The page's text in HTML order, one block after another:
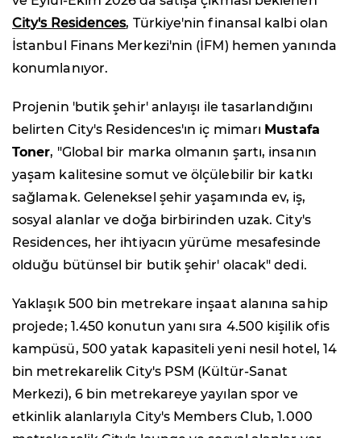
City's Residences, Türkiye'nin finansal kalbi olan
İstanbul Finans Merkezi'nin (İFM) hemen yanında
konumlanıyor.
Projenin 'butik şehir' anlayışı ile tasarlandığını
belirten City's Residences'ın iç mimarı Mustafa
Toner, "Global bir marka olmanın şartı, insanın
yaşam kalitesine somut ve ölçülebilir bir katkı
sağlamak. Geleneksel şehir yaşamında ev, iş,
sosyal alanlar ve doğa birbirinden uzak. City's
Residences, her ihtiyacın yürüme mesafesinde
olduğu bütünsel bir butik şehir' olacak" dedi.
Yaklaşık 500 bin metrekare inşaat alanına sahip
projede; 1.450 konutun yanı sıra 4.500 kişilik ofis
kampüsü, 500 yatak kapasiteli yeni nesil hotel, 14
bin metrekarelik City's PSM (Kültür-Sanat
Merkezi), 6 bin metrekareye yayılan spor ve
etkinlik alanlarıyla City's Members Club, 1.000